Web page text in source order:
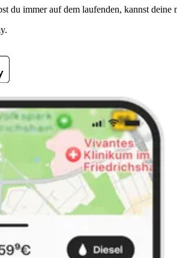
immer auf dem laufenden, kannst